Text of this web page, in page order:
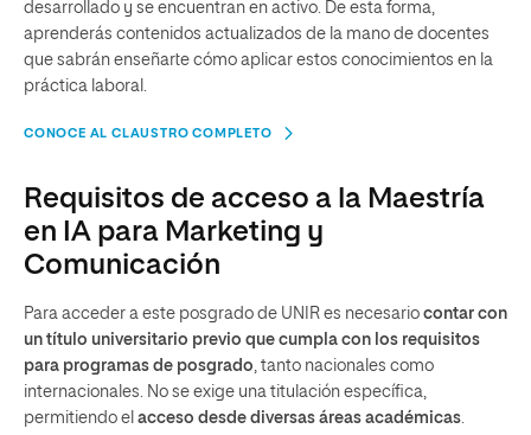
desarrollado y se encuentran en activo. De esta forma,
aprenderás contenidos actualizados de la mano de docentes
que sabrán enseñarte cómo aplicar estos conocimientos en la
práctica laboral.
CONOCE AL CLAUSTRO COMPLETO
Requisitos de acceso a la Maestría
en IA para Marketing y
Comunicación
Para acceder a este posgrado de UNIR es necesario contar con
un título universitario previo que cumpla con los requisitos
para programas de posgrado, tanto nacionales como
internacionales. No se exige una titulación específica,
permitiendo el acceso desde diversas áreas académicas.